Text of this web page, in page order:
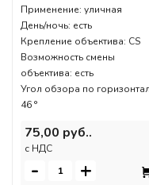
Применение: уличная
День/ночь: есть
Крепление объектива: CS
Возможность смены
объектива: есть
Угол обзора по
46 °
75,00 руб..
c НДС
- +